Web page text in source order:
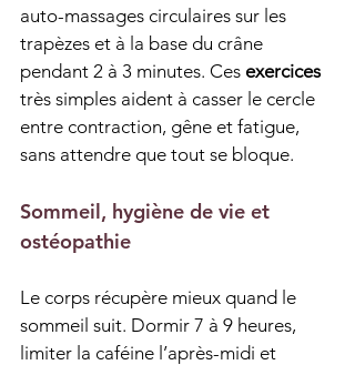
auto-massages circulaires sur les
trapèzes et à la base du crâne
pendant 2 à 3 minutes. Ces exercices
très simples aident à casser le cercle
entre contraction, gêne et fatigue,
sans attendre que tout se bloque.
Sommeil, hygiène de vie et
ostéopathie
Le corps récupère mieux quand le
sommeil suit. Dormir 7 à 9 heures,
limiter la caféine l’après-midi et